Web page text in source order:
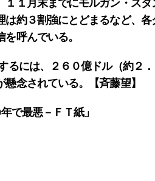
１月末までにモルガン・ス
約３割強にとどまるなど、
呼んでいる。
には、２６０億ドル（約２
念されている。【斉藤望】
で最悪－ＦＴ紙」